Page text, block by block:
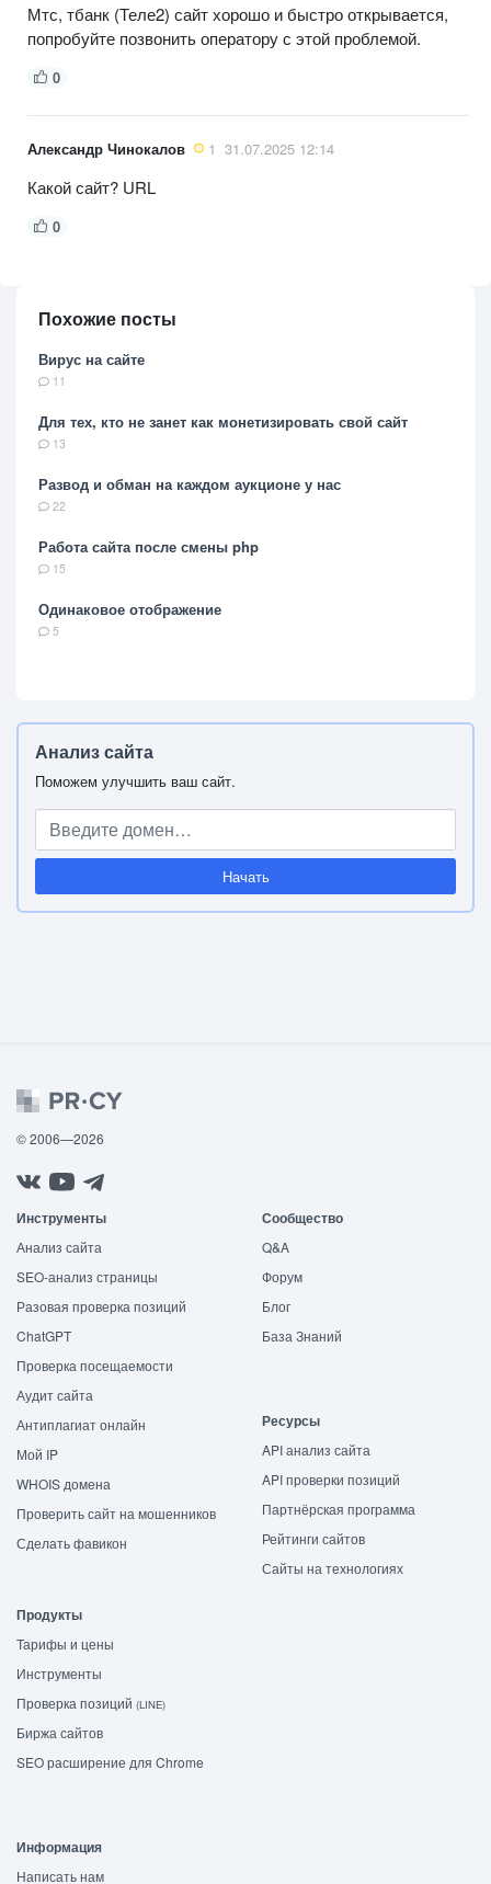
Мтс, тбанк (Теле2) сайт хорошо и быстро открывается,
попробуйте позвонить оператору с этой проблемой.
0
Александр Чинокалов 1 31.07.2025 12:14
Какой сайт? URL
0
Похожие посты
Вирус на сайте
11
Для тех, кто не занет как монетизировать свой сайт
13
Развод и обман на каждом аукционе у нас
22
Работа сайта после смены php
15
Одинаковое отображение
5
Анализ сайта
Поможем улучшить ваш сайт.
Начать
© 2006—2026
Инструменты
Анализ сайта
SEO-анализ страницы
Разовая проверка позиций
ChatGPT
Проверка посещаемости
Аудит сайта
Антиплагиат онлайн
Мой IP
WHOIS домена
Проверить сайт на мошенников
Сделать фавикон
Сообщество
Q&A
Форум
Блог
База Знаний
Ресурсы
API анализ сайта
API проверки позиций
Партнёрская программа
Рейтинги сайтов
Сайты на технологиях
Продукты
Тарифы и цены
Инструменты
Проверка позиций (LINE)
Биржа сайтов
SEO расширение для Chrome
Информация
Написать нам